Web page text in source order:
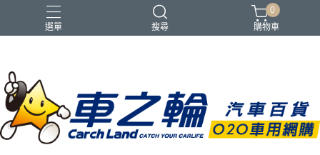
選單 搜尋
0
購物車